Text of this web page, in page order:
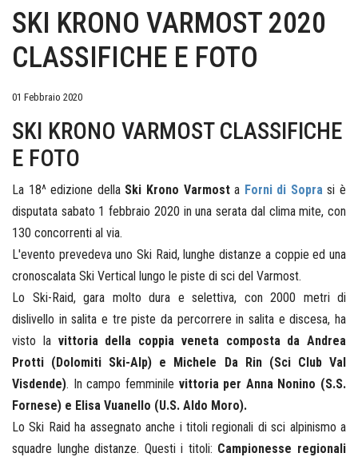
SKI KRONO VARMOST 2020
CLASSIFICHE E FOTO
01 Febbraio 2020
SKI KRONO VARMOST CLASSIFICHE
E FOTO
La 18^ edizione della Ski Krono Varmosta Forni di Sopra si è
disputata sabato 1 febbraio 2020 in una serata dal clima mite, con
130 concorrenti al via.
L'evento prevedeva uno Ski Raid, lunghe distanze a coppie ed una
cronoscalata Ski Vertical lungo le piste di sci del Varmost.
Lo Ski-Raid, gara molto dura e selettiva, con 2000 metri di
dislivello in salita e tre piste da percorrere in salita e discesa, ha
visto la vittoria della coppia veneta composta da Andrea
Protti (Dolomiti Ski-Alp) e Michele Da Rin (Sci Club Val
Visdende). In campo femminile vittoria per Anna Nonino (S.S.
Fornese) e Elisa Vuanello (U.S. Aldo Moro).
Lo Ski Raid ha assegnato anche i titoli regionali di sci alpinismo a
squadre lunghe distanze. Questi i titoli: Campionesse regionali